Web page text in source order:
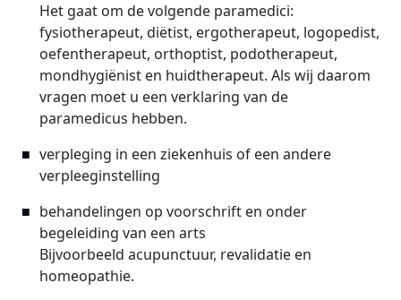
Het gaat om de volgende paramedici:
fysiotherapeut, diëtist, ergotherapeut, logopedist,
oefentherapeut, orthoptist, podotherapeut,
mondhygiënist en huidtherapeut. Als wij daarom
vragen moet u een verklaring van de
paramedicus hebben.
verpleging in een ziekenhuis of een andere
verpleeginstelling
behandelingen op voorschrift en onder
begeleiding van een arts
Bijvoorbeeld acupunctuur, revalidatie en
homeopathie.